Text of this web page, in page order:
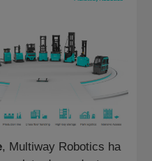
, Multiway Robotics ha